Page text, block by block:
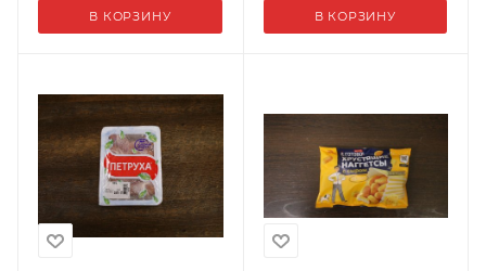
В КОРЗИНУ В КОРЗИНУ